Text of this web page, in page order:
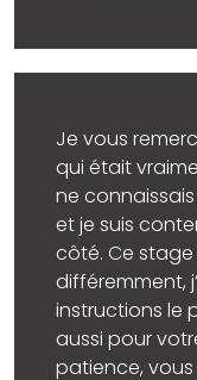
Je vous
qui était
ne
et je suis
côté. Ce stage
différemment,
instructions le
aussi pour
patience, vous